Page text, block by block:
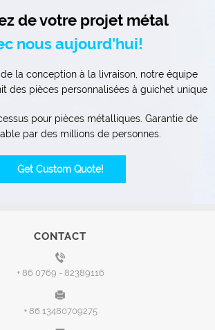
de votre projet métal
nous aujourd'hui!
la conception à la livraison, notre équipe
des pièces personnalisées à guichet unique
pour pièces métalliques. Garantie de
par des millions de personnes.
Get Custom Quote!
CONTACT
+ 86 0769 - 82389116
+ 86 13480709275